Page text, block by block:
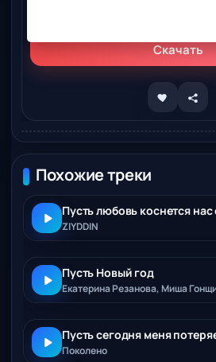
Скачать
Похожие треки
Пусть любовь коснется нас
ZIYDDIN
Пусть Новый год
Пусть сегодня меня
Поколено